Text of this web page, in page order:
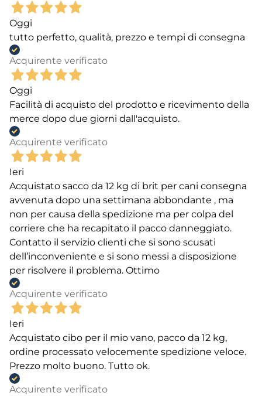
Oggi
tutto perfetto, qualità, prezzo e tempi di consegna
Acquirente verificato
Oggi
Facilità di acquisto del prodotto e ricevimento della
merce dopo due giorni dall'acquisto.
Acquirente verificato
Ieri
Acquistato sacco da 12 kg di brit per cani consegna
avvenuta dopo una settimana abbondante , ma
non per causa della spedizione ma per colpa del
corriere che ha recapitato il pacco danneggiato.
Contatto il servizio clienti che si sono scusati
dell’inconveniente e si sono messi a disposizione
per risolvere il problema. Ottimo
Acquirente verificato
Ieri
Acquistato cibo per il mio vano, pacco da 12 kg,
ordine processato velocemente spedizione veloce.
Prezzo molto buono. Tutto ok.
Acquirente verificato